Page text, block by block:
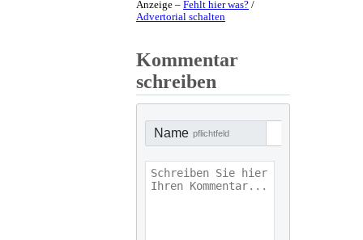
Anzeige – Fehlt hier was? /
Advertorial schalten
Kommentar
schreiben
Name pflichtfeld